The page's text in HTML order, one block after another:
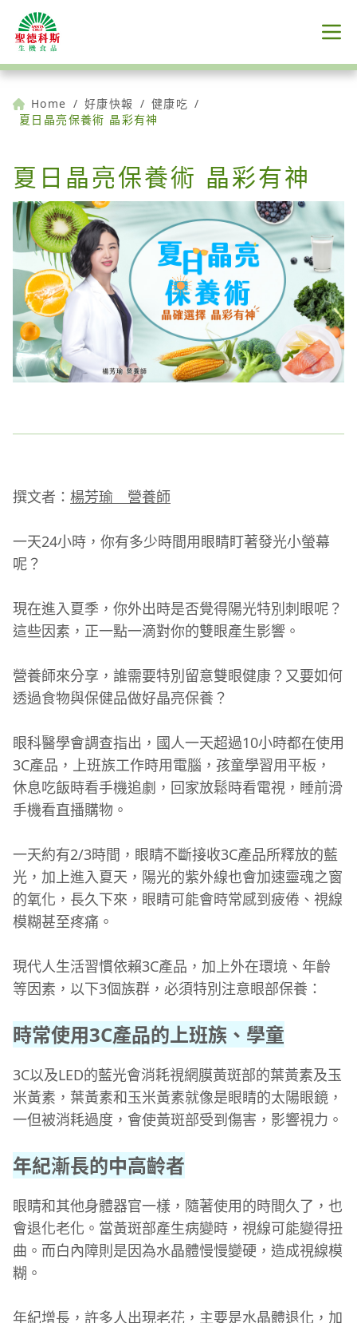
Home / 好康快報 / 健康吃 /
夏日晶亮保養術 晶彩有神
夏日晶亮保養術 晶彩有神
撰文者： 楊芳瑜 營養師
一天24小時，你有多少時間用眼睛盯著發光小螢幕
呢？
現在進入夏季，你外出時是否覺得陽光特別刺眼呢？
這些因素，正一點一滴對你的雙眼產生影響。
營養師來分享，誰需要特別留意雙眼健康？又要如何
透過食物與保健品做好晶亮保養？
眼科醫學會調查指出，國人一天超過10小時都在使用
3C產品，上班族工作時用電腦，孩童學習用平板，
休息吃飯時看手機追劇，回家放鬆時看電視，睡前滑
手機看直播購物。
一天約有2/3時間，眼睛不斷接收3C產品所釋放的藍
光，加上進入夏天，陽光的紫外線也會加速靈魂之窗
的氧化，長久下來，眼睛可能會時常感到疲倦、視線
模糊甚至疼痛。
現代人生活習慣依賴3C產品，加上外在環境、年齡
等因素，以下3個族群，必須特別注意眼部保養：
時常使用3C產品的上班族、學童
3C以及LED的藍光會消耗視網膜黃斑部的葉黃素及玉
米黃素，葉黃素和玉米黃素就像是眼睛的太陽眼鏡，
一但被消耗過度，會使黃斑部受到傷害，影響視力。
年紀漸長的中高齡者
眼睛和其他身體器官一樣，隨著使用的時間久了，也
會退化老化。當黃斑部產生病變時，視線可能變得扭
曲。而白內障則是因為水晶體慢慢變硬，造成視線模
糊。
年紀增長，許多人出現老花，主要是水晶體退化，加